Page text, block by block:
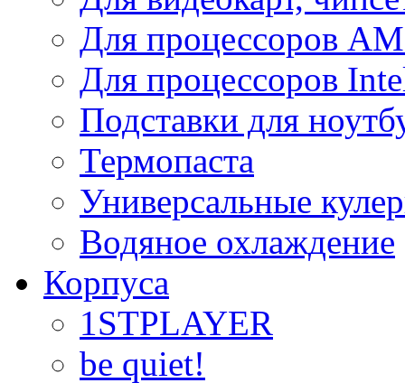
Для процессоров
Для процессоров
Подставки для
Термопаста
Универсальные
Водяное охлаждение
Корпуса
1STPLAYER
be quiet!